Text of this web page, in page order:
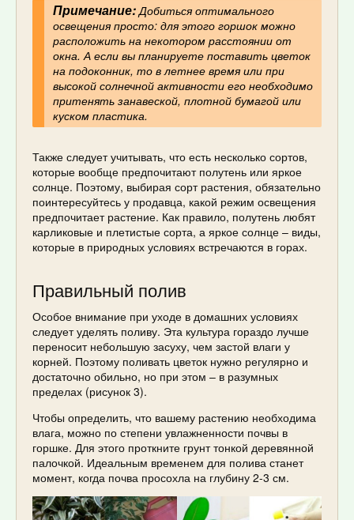
Примечание:Добиться оптимального
освещения просто: для этого горшок можно
расположить на некотором расстоянии от
окна. А если вы планируете поставить цветок
на подоконник, то в летнее время или при
высокой солнечной активности его необходимо
притенять занавеской, плотной бумагой или
куском пластика.
Также следует учитывать, что есть несколько сортов,
которые вообще предпочитают полутень или яркое
солнце. Поэтому, выбирая сорт растения, обязательно
поинтересуйтесь у продавца, какой режим освещения
предпочитает растение. Как правило, полутень любят
карликовые и плетистые сорта, а яркое солнце – виды,
которые в природных условиях встречаются в горах.
Правильный полив
Особое внимание при уходе в домашних условиях
следует уделять поливу. Эта культура гораздо лучше
переносит небольшую засуху, чем застой влаги у
корней. Поэтому поливать цветок нужно регулярно и
достаточно обильно, но при этом – в разумных
пределах (рисунок 3).
Чтобы определить, что вашему растению необходима
влага, можно по степени увлажненности почвы в
горшке. Для этого проткните грунт тонкой деревянной
палочкой. Идеальным временем для полива станет
момент, когда почва просохла на глубину 2-3 см.